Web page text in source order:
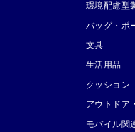
環境配慮型
バッグ・ポ
文具
生活用品
クッション
アウトドア
モバイル関